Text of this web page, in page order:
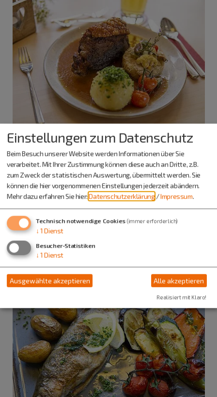
Einstellungen zum Datenschutz
Beim Besuch unserer Website werden Informationen über Sie
verarbeitet. Mit Ihrer Zustimmung können diese auch an Dritte, z.B.
zum Zweck der statistischen Auswertung, übermittelt werden. Sie
können die hier vorgenommenen Einstellungen jederzeit abändern.
Mehr dazu erfahren Sie hier:Datenschutzerklärung /Impressum.
Technisch notwendige Cookies (immer erforderlich)
↓ 1 Dienst
Besucher-Statistiken
↓ 1 Dienst
Ausgewählte akzeptieren Alle akzeptieren
Realisiert mit Klaro!